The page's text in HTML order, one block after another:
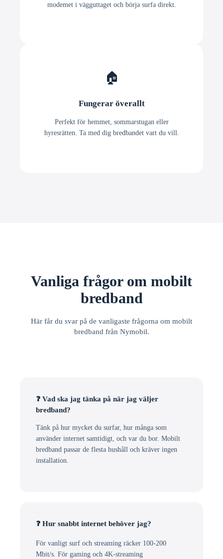
modemet i vägguttaget och börja surfa direkt.
🏠
Fungerar överallt
Perfekt för hemmet, sommarstugan eller
hyresrätten. Ta med dig bredbandet vart du vill.
Vanliga frågor om mobilt
bredband
Här får du svar på de vanligaste frågorna om mobilt
bredband från Nymobil.
❓ Vad ska jag tänka på när jag väljer
bredband?
Tänk på hur mycket du surfar, hur många som
använder internet samtidigt, och var du bor. Mobilt
bredband passar de flesta hushåll och kräver ingen
installation.
❓ Hur snabbt internet behöver jag?
För vanligt surf och streaming räcker 100-200
Mbit/s. För gaming och 4K-streaming